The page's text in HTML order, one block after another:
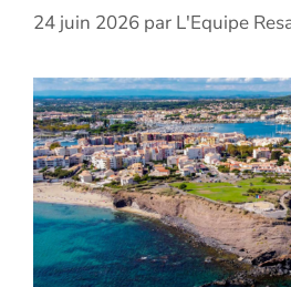
24 juin 2026 par L'Equipe